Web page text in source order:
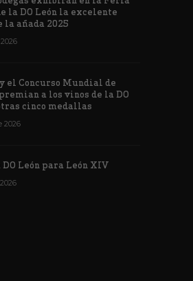
XIV
la DO León la excelente
la añada 2025
el Concurso Mundial de
a los vinos de la DO
cinco medallas
2026
León para León XIV